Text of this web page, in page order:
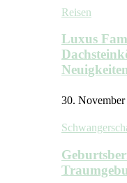
Reisen
Luxus
30.